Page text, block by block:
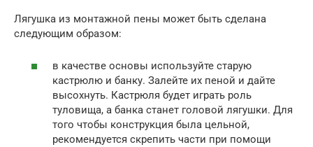
Лягушка из монтажной пены может быть сделана
следующим образом:
в качестве основы используйте старую
кастрюлю и банку. Залейте их пеной и дайте
высохнуть. Кастрюля будет играть роль
туловища, а банка станет головой лягушки. Для
того чтобы конструкция была цельной,
рекомендуется скрепить части при помощи